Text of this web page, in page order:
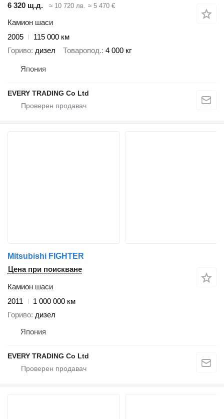
6 320 щ.д.
≈ 10 720 лв. ≈ 5 470 €
Камион шаси
2005
115 000 км
Гориво дизел Товаропод. 4 000 кг
Япония
EVERY TRADING Co Ltd
Mitsubishi FIGHTER
Цена при поискване
Камион шаси
2011
1 000 000 км
Гориво дизел
Япония
EVERY TRADING Co Ltd